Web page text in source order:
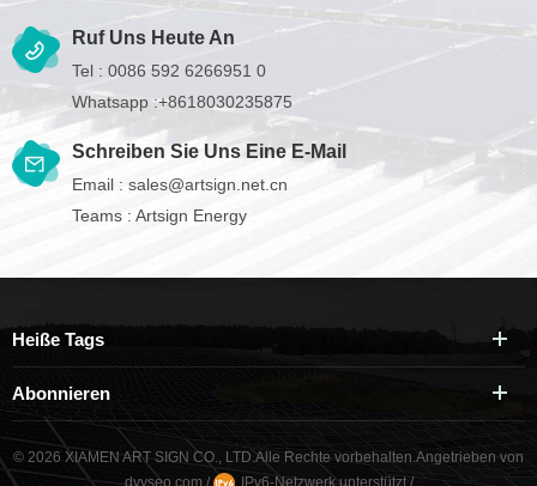
Ruf Uns Heute An
Tel : 0086 592 6266951 0
Whatsapp :+8618030235875
Schreiben Sie Uns Eine E-Mail
Email : sales@artsign.net.cn
Teams : Artsign Energy
Heiße Tags
Abonnieren
© 2026 XIAMEN ART SIGN CO., LTD.Alle Rechte vorbehalten.Angetrieben von